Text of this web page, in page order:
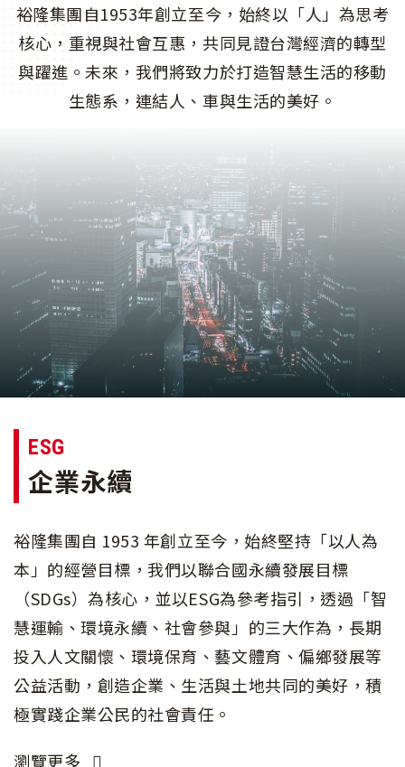
裕隆集團自1953年創立至今，始終以「人」為思考
核心，重視與社會互惠，共同見證台灣經濟的轉型
與躍進。未來，我們將致力於打造智慧生活的移動
生態系，連結人、車與生活的美好。
ESG
企業永續
裕隆集團自 1953 年創立至今，始終堅持「以人為
本」的經營目標，我們以聯合國永續發展目標
（SDGs）為核心，並以ESG為參考指引，透過「智
慧運輸、環境永續、社會參與」的三大作為，長期
投入人文關懷、環境保育、藝文體育、偏鄉發展等
公益活動，創造企業、生活與土地共同的美好，積
極實踐企業公民的社會責任。
瀏覽更多